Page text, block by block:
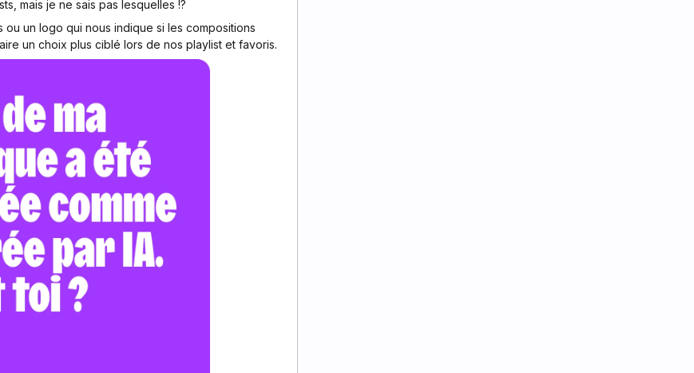
mais je ne sais pas lesquelles !?
un logo qui nous indique si les compositions
un choix plus ciblé lors de nos playlist et favoris.